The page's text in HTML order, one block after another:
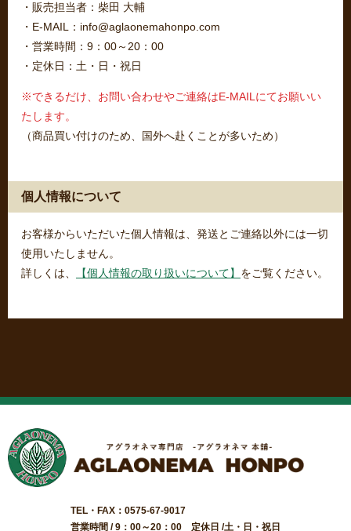
・販売担当者：柴田 大輔
・E-MAIL：info@aglaonemahonpo.com
・営業時間：9：00～20：00
・定休日：土・日・祝日
※できるだけ、お問い合わせやご連絡はE-MAILにてお願いい
たします。
（商品買い付けのため、国外へ赴くことが多いため）
個人情報について
お客様からいただいた個人情報は、発送とご連絡以外には一切
使用いたしません。
詳しくは、
【個人情報の取り扱いについて】 をご覧ください。
TEL・FAX：0575-67-9017
営業時間 / 9：00～20：00 定休日 /土・日・祝日